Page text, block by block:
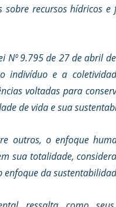
recursos hídricos
Nº 9.795 de 27 de abril
e a
voltadas para
de vida e sua
outros, o enfoque
sua totalidade,
enfoque da